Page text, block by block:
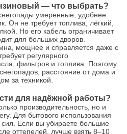
— что выбрать?
умеренные, удобнее
Он не требует топлива, лёгкий,
Но его кабель ограничивает
для больших дворов.
мощнее и справляется даже с
регулярного
фильтров и топлива. Поэтому
расстояние от дома и
за техникой.
для надёжной работы?
производительность, но и
Для бытового использования
Если вы убираете большие
оттепелей, лучше взять 8–10